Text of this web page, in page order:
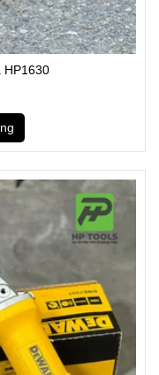
HP1630